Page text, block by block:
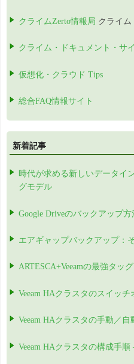
クライムZerto情報局 クライム
クライム・ドキュメント・サ
仮想化・クラウド Tips
総合FAQ情報サイト
新着記事
時代が求める新しいデータイ
グモデル
Google Driveのバックアップ
エアギャップバックアップ：
ARTESCA+Veeamの最強タッグ
Veeam HAクラスタのスイッ
Veeam HAクラスタの手動／
Veeam HAクラスタの構成手順